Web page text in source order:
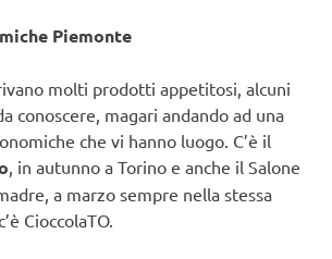
Piemonte
molti prodotti appetitosi, alcuni
conoscere, magari andando ad una
che vi hanno luogo. C’è il
, in autunno a Torino e anche il Salone
a marzo sempre nella stessa
CioccolaTO.